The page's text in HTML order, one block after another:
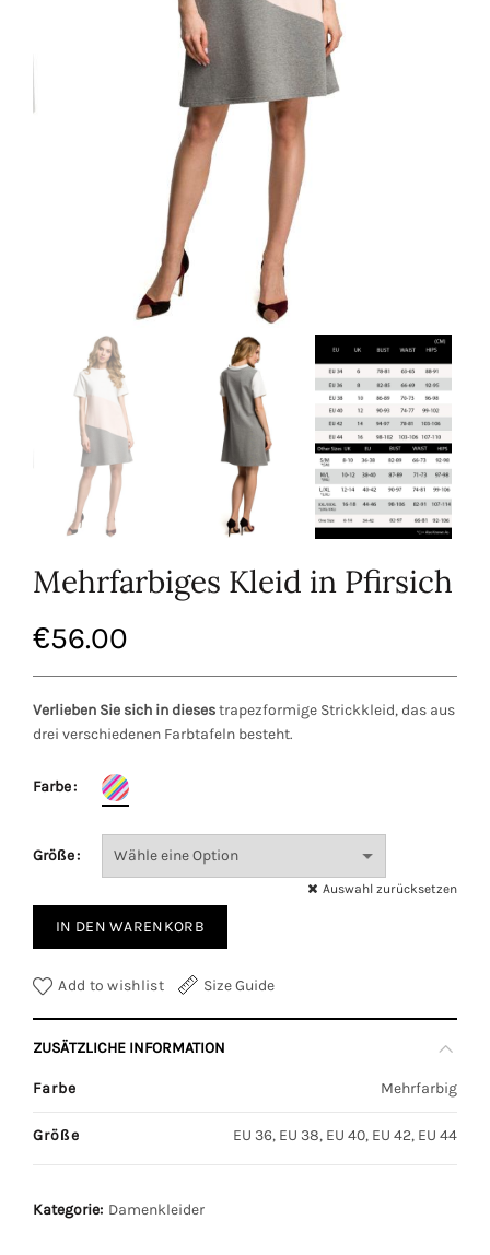
Mehrfarbiges Kleid in Pfirsich
€56.00
Verlieben Sie sich in diesestrapezformige Strickkleid, das aus
drei verschiedenen Farbtafeln besteht.
Farbe
Größe
Auswahl zurücksetzen
IN DEN WARENKORB
Add to wishlist Size Guide
ZUSÄTZLICHE INFORMATION
Farbe Mehrfarbig
Größe EU 36, EU 38, EU 40, EU 42, EU 44
Kategorie: Damenkleider